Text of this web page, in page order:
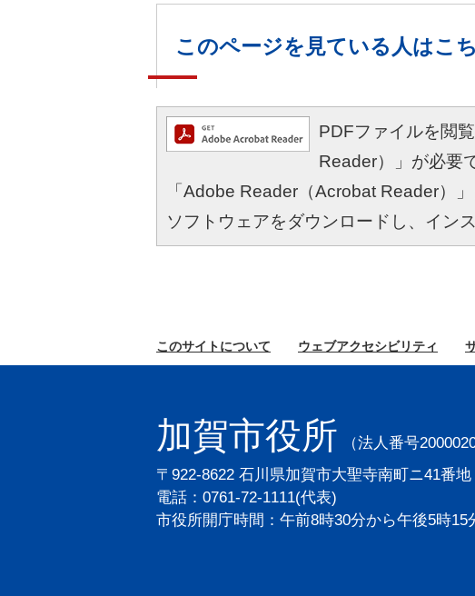
このページを見ている人はこ
PDFファイルを閲
Reader）」が必要
「Adobe Reader（Acrobat Reader）
ソフトウェアをダウンロードし、イン
このサイトについて ウェブアクセシビリティ
加賀市役所
（法人番号
〒922-8622 石川県加賀市大聖寺南町ニ41番地
電話：0761-72-1111(代表)
市役所開庁時間：午前8時30分から午後5時15